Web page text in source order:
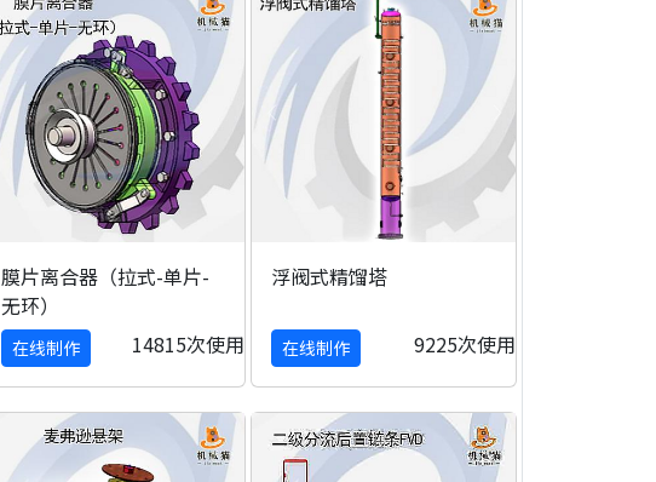
膜片离合器（拉式-单片-
无环）
在线制作 14815次使用
浮阀式精馏塔
在线制作 9225次使用